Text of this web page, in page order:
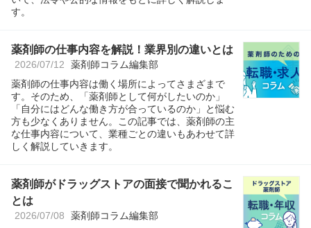
す。
薬剤師の仕事内容を解説！業界別の違いとは
2026/07/12 薬剤師コラム編集部
薬剤師の仕事内容は働く場所によってさまざまで
す。そのため、「薬剤師として何がしたいのか」
「自分にはどんな働き方が合っているのか」と悩む
方も少なくありません。この記事では、薬剤師の主
な仕事内容について、業種ごとの違いもあわせて詳
しく解説していきます。
薬剤師がドラッグストアの面接で聞かれるこ
とは
2026/07/08 薬剤師コラム編集部